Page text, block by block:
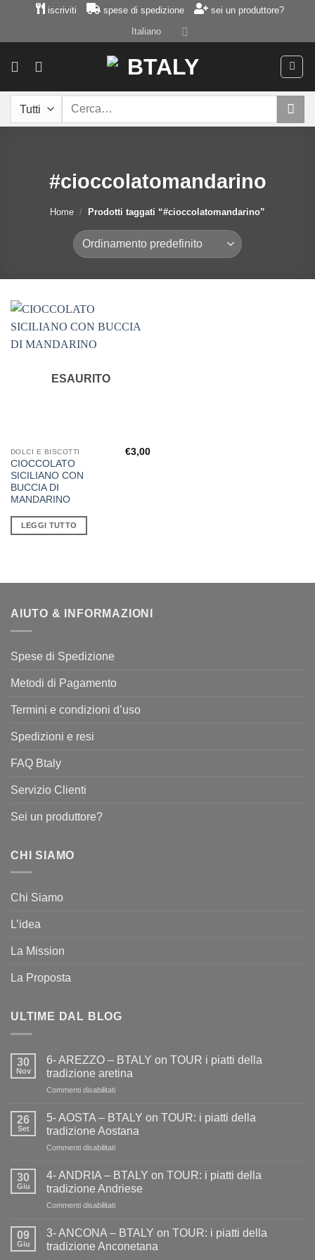
contenuti
iscriviti spese di spedizione
sei un produttore?
Italiano
Cerca:
#cioccolatomandarino
Home / Prodotti taggati “#cioccolatomandarino”
ESAURITO
DOLCI E BISCOTTI
CIOCCOLATO
SICILIANO CON
BUCCIA DI
MANDARINO
€3,00
LEGGI TUTTO
AIUTO & INFORMAZIONI
Spese di Spedizione
Metodi di Pagamento
Termini e condizioni d’uso
Spedizioni e resi
FAQ Btaly
Servizio Clienti
Sei un produttore?
CHI SIAMO
Chi Siamo
L’idea
La Mission
La Proposta
ULTIME DAL BLOG
30
Nov
6- AREZZO – BTALY on TOUR i piatti della
tradizione aretina
Commenti disabilitatisu
AREZZO
BTALY
on
i
piatti
tradizione
26
Set
5- AOSTA – BTALY on TOUR: i piatti della
tradizione Aostana
Commenti disabilitatisu
AOSTA
–
BTALY
on
piatti
30
Giu
4- ANDRIA – BTALY on TOUR: i piatti della
tradizione Andriese
Commenti disabilitatisu
ANDRIA
BTALY
09
Giu
3- ANCONA – BTALY on TOUR: i piatti della
tradizione Anconetana